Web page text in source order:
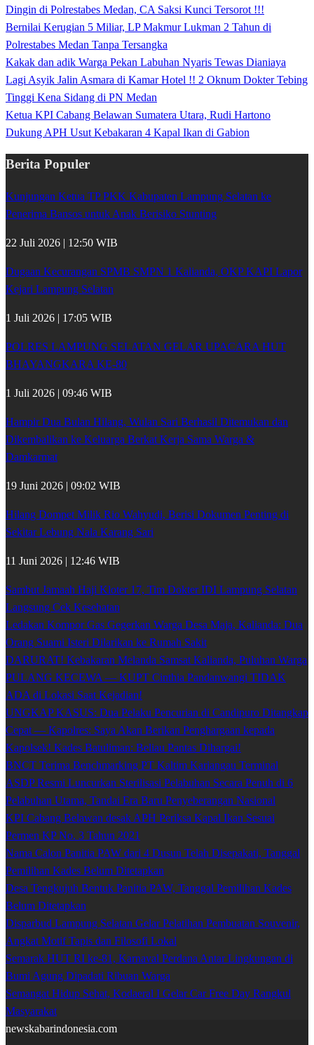
Dingin di Polrestabes Medan, CA Saksi Kunci Tersorot !!!
Bernilai Kerugian 5 Miliar, LP Makmur Lukman 2 Tahun di
Polrestabes Medan Tanpa Tersangka
Kakak dan adik Warga Pekan Labuhan Nyaris Tewas Dianiaya
Lagi Asyik Jalin Asmara di Kamar Hotel !! 2 Oknum Dokter Tebing
Tinggi Kena Sidang di PN Medan
Ketua KPI Cabang Belawan Sumatera Utara, Rudi Hartono
Dukung APH Usut Kebakaran 4 Kapal Ikan di Gabion
Berita Populer
Kunjungan Ketua TP PKK Kabupaten Lampung Selatan ke
Penerima Bansos untuk Anak Berisiko Stunting
22 Juli 2026 | 12:50 WIB
Dugaan Kecurangan SPMB SMPN 1 Kalianda, OKP KAPI Lapor
Kejari Lampung Selatan
1 Juli 2026 | 17:05 WIB
POLRES LAMPUNG SELATAN GELAR UPACARA HUT
BHAYANGKARA KE-80
1 Juli 2026 | 09:46 WIB
Hampir Dua Bulan Hilang, Wulan Sari Berhasil Ditemukan dan
Dikembalikan ke Keluarga Berkat Kerja Sama Warga &
Damkarmat
19 Juni 2026 | 09:02 WIB
Hilang Dompet Milik Rio Wahyudi, Berisi Dokumen Penting di
Sekitar Lebung Nala Karang Sari
11 Juni 2026 | 12:46 WIB
Sambut Jamaah Haji Kloter 17, Tim Dokter IDI Lampung Selatan
Langsung Cek Kesehatan
Ledakan Kompor Gas Gegerkan Warga Desa Maja, Kalianda: Dua
Orang Suami Isteri Dilarikan ke Rumah Sakit
DARURAT! Kebakaran Melanda Samsat Kalianda, Puluhan Warga
PULANG KECEWA — KUPT Cinthia Pandanwangi TIDAK
ADA di Lokasi Saat Kejadian!
UNGKAP KASUS: Dua Pelaku Pencurian di Candipuro Ditangkap
Cepat — Kapolres: Saya Akan Berikan Penghargaan kepada
Kapolsek! Kades Batuliman: Beliau Pantas Dihargai!
BNCT Terima Benchmarking PT Kaltim Kariangau Terminal
ASDP Resmi Luncurkan Sterilisasi Pelabuhan Secara Penuh di 6
Pelabuhan Utama, Tandai Era Baru Penyeberangan Nasional
KPI Cabang Belawan desak APH Periksa Kapal Ikan Sesuai
Permen KP No. 3 Tahun 2021
Nama Calon Panitia PAW dari 4 Dusun Telah Disepakati, Tanggal
Pemilihan Kades Belum Ditetapkan
Desa Tengkujuh Bentuk Panitia PAW, Tanggal Pemilihan Kades
Belum Ditetapkan
Disparbud Lampung Selatan Gelar Pelatihan Pembuatan Souvenir,
Angkat Motif Tapis dan Filosofi Lokal
Semarak HUT RI ke-81, Karnaval Perdana Antar Lingkungan di
Bumi Agung Dipadati Ribuan Warga
Semangat Hidup Sehat, Kodaeral I Gelar Car Free Day Rangkul
Masyarakat
newskabarindonesia.com